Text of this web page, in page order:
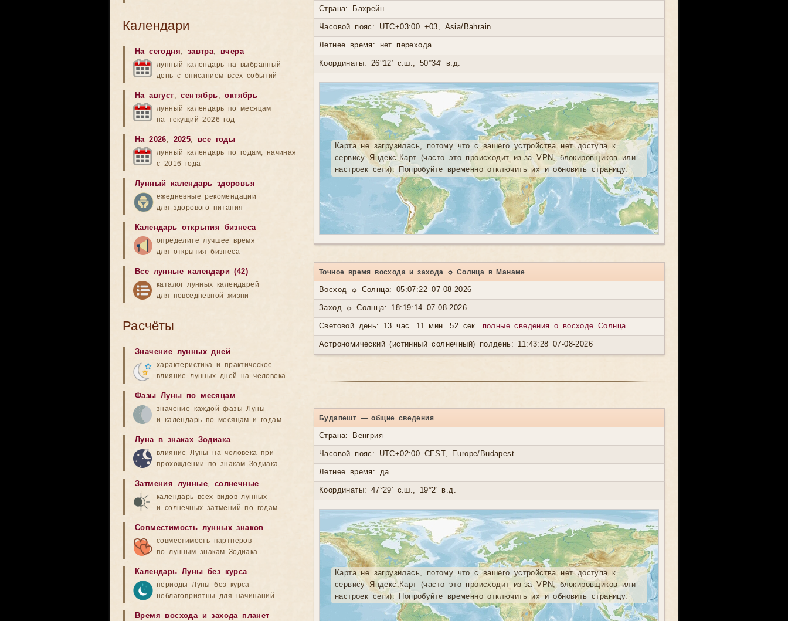
Страна: Бахрейн
Часовой пояс: UTC+03:00 +03, Asia/Bahrain
Летнее время: нет перехода
Координаты: 26°12′ с.ш., 50°34′ в.д.
Карта не загрузилась, потому что с вашего устройства нет доступа к
сервису Яндекс.Карт (часто это происходит из-за VPN, блокировщиков или
настроек сети). Попробуйте временно отключить их и обновить страницу.
Точное время восхода и захода ☼ Солнца в Манаме
Восход ☼ Солнца: 05:07:22 07-08-2026
Заход ☼ Солнца: 18:19:14 07-08-2026
Световой день: 13 час. 11 мин. 52 сек. полные сведения о восходе Солнца
Астрономический (истинный солнечный) полдень: 11:43:28 07-08-2026
Будапешт — общие сведения
Страна: Венгрия
Часовой пояс: UTC+02:00 CEST, Europe/Budapest
Летнее время: да
Координаты: 47°29′ с.ш., 19°2′ в.д.
Карта не загрузилась, потому что с вашего устройства нет доступа к
сервису Яндекс.Карт (часто это происходит из-за VPN, блокировщиков или
настроек сети). Попробуйте временно отключить их и обновить страницу.
Календари
На сегодня, завтра,вчера
лунный календарь на выбранный
день с описанием всех событий
На август,сентябрь,октябрь
лунный календарь по месяцам
на текущий 2026 год
На 2026, 2025,все годы
лунный календарь по годам, начиная
с 2016 года
Лунный календарь здоровья
ежедневные рекомендации
для здорового питания
Календарь открытия бизнеса
определите лучшее время
для открытия бизнеса
Все лунные календари (42)
каталог лунных календарей
для повседневной жизни
Расчёты
Значение лунных дней
характеристика и практическое
влияние лунных дней на человека
Фазы Луны по месяцам
значение каждой фазы Луны
и календарь по месяцам и годам
Луна в знаках Зодиака
влияние Луны на человека при
прохождении по знакам Зодиака
Затмения лунные, солнечные
календарь всех видов лунных
и солнечных затмений по годам
Совместимость лунных знаков
совместимость партнеров
по лунным знакам Зодиака
Календарь Луны без курса
периоды Луны без курса
неблагоприятны для начинаний
Время восхода и захода планет